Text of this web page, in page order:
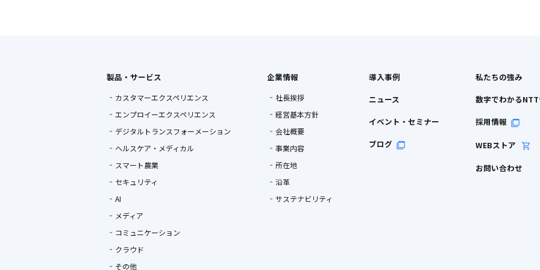
製品・サービス
カスタマーエクスペリエンス
エンプロイーエクスペリエンス
デジタルトランスフォーメーション
ヘルスケア・メディカル
スマート農業
セキュリティ
AI
メディア
コミュニケーション
クラウド
その他
企業情報
社長挨拶
経営基本方針
会社概要
事業内容
所在地
沿革
サステナビリティ
導入事例
ニュース
イベント・セミナー
ブログ
私たちの強み
数字でわかる
採用情報
WEBストア
お問い合わせ